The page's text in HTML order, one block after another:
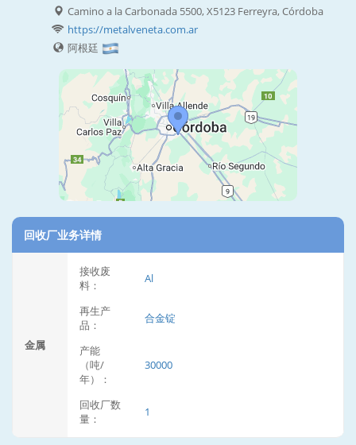
Camino a la Carbonada 5500, X5123 Ferreyra, Córdoba
https://metalveneta.com.ar
阿根廷
回收厂业务详情
金属
接收废
料：
Al
再生产
品：
合金锭
产能
（吨/
年）：
30000
回收厂数
量：
1